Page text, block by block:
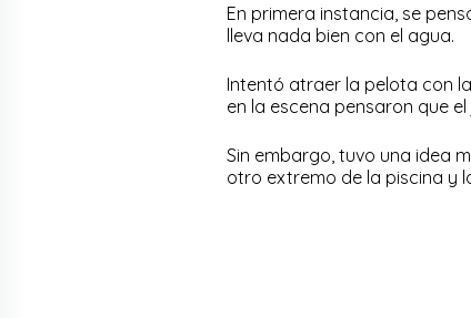
En primera instancia, se
lleva nada bien con el agua.
Intentó atraer la pelota con
en la escena pensaron que
Sin embargo, tuvo una idea
otro extremo de la piscina y